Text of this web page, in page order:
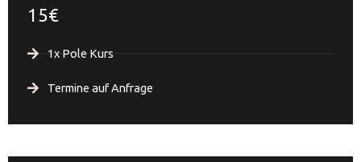
15€
1x Pole Kurs
Termine auf Anfrage